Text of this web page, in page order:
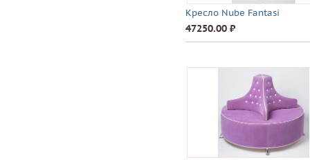
Кресло Nube Fantasi
47250.00 ⃏